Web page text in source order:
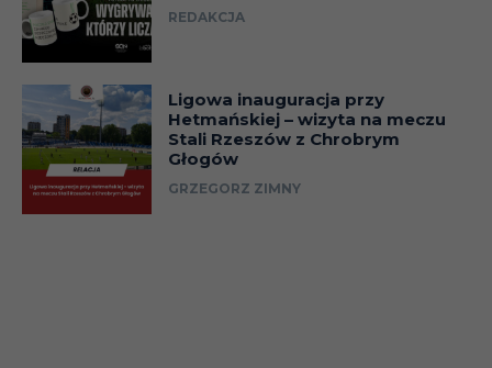
REDAKCJA
Ligowa inauguracja przy
Hetmańskiej – wizyta na meczu
Stali Rzeszów z Chrobrym
Głogów
GRZEGORZ ZIMNY